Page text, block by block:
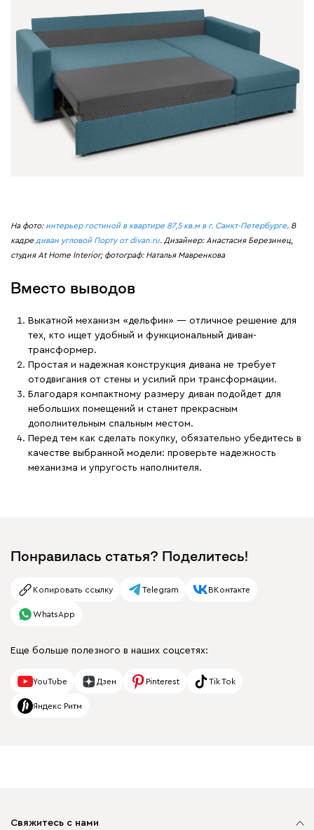
На фото: интерьер гостиной в квартире 87,5 кв.м в г. Санкт-Петербурге. В
кадре диван угловой Порту от divan.ru. Дизайнер: Анастасия Березинец,
студия At Home Interior; фотограф: Наталья Мавренкова
Вместо выводов
Выкатной механизм «дельфин» — отличное решение для
тех, кто ищет удобный и функциональный диван-
трансформер.
Простая и надежная конструкция дивана не требует
отодвигания от стены и усилий при трансформации.
Благодаря компактному размеру диван подойдет для
небольших помещений и станет прекрасным
дополнительным спальным местом.
Перед тем как сделать покупку, обязательно убедитесь в
качестве выбранной модели: проверьте надежность
механизма и упругость наполнителя.
Понравилась статья? Поделитесь!
Копировать ссылку Telegram ВКонтакте
WhatsApp
Еще больше полезного в наших соцсетях:
YouTube Дзен Pinterest Tik Tok
Яндекс Ритм
Свяжитесь с нами